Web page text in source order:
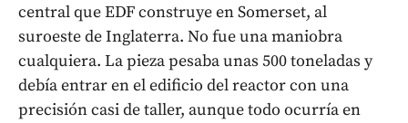
central que EDF construye en Somerset, al
suroeste de Inglaterra. No fue una maniobra
cualquiera. La pieza pesaba unas 500 toneladas y
debía entrar en el edificio del reactor con una
precisión casi de taller, aunque todo ocurría en